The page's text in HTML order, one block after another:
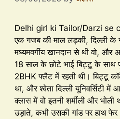
Delhi girl ki Tailor/Darzi se
एक गजब की माल लड़की, दिल्ली के
मध्यमवर्गीय खानदान से थी वो,
18 साल के छोटे भाई बिट्टू के साथ
2BHK फ्लैट में रहती थी। बिट्टू
था, और श्वेता दिल्ली यूनिवर्सिटी में
क्लास में वो इतनी शर्मीली और
उड़ाते, कभी उसकी गांड पर हाथ फेर